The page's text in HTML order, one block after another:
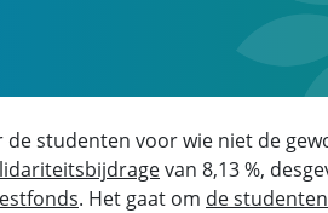
studenten voor wie niet de
van 8,13 %,
. Het gaat om de studenten